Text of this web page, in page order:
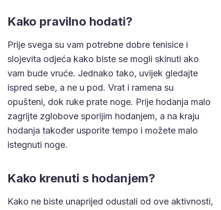
Kako pravilno hodati?
Prije svega su vam potrebne dobre tenisice i
slojevita odjeća kako biste se mogli skinuti ako
vam bude vruće. Jednako tako, uvijek gledajte
ispred sebe, a ne u pod. Vrat i ramena su
opušteni, dok ruke prate noge. Prije hodanja malo
zagrijte zglobove sporijim hodanjem, a na kraju
hodanja također usporite tempo i možete malo
istegnuti noge.
Kako krenuti s hodanjem?
Kako ne biste unaprijed odustali od ove aktivnosti,